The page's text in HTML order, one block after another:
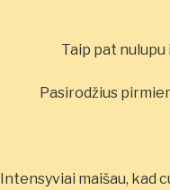
Taip pat
Pasirodžius
Intensyviai maišau, kad